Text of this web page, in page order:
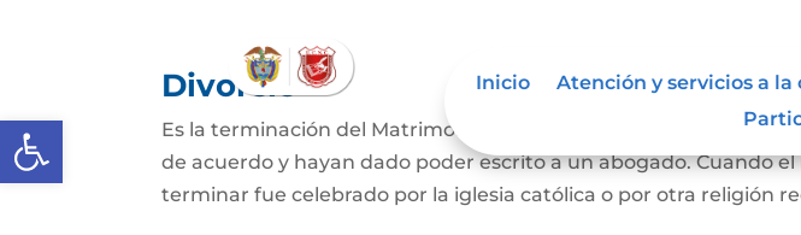
Abrir barra de herramientas
Inicio Atención y servicios a la
Divorcio
Es la terminación del Matrimonio Civil y se puede hace en
de acuerdo y hayan dado poder escrito a un abogado. Cuando
terminar fue celebrado por la iglesia católica o por otra religión